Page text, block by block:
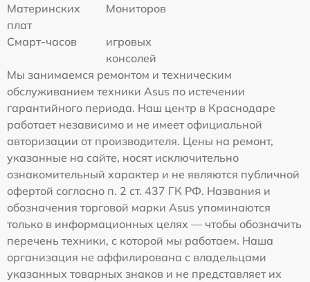
Материнских
плат
Мониторов
Смарт-часов
игровых
консолей
Мы занимаемся ремонтом и техническим
обслуживанием техники Asus по истечении
гарантийного периода. Наш центр в Краснодаре
работает независимо и не имеет официальной
авторизации от производителя. Цены на ремонт,
указанные на сайте, носят исключительно
ознакомительный характер и не являются публичной
офертой согласно п. 2 ст. 437 ГК РФ. Названия и
обозначения торговой марки Asus упоминаются
только в информационных целях — чтобы обозначить
перечень техники, с которой мы работаем. Наша
организация не аффилирована с владельцами
указанных товарных знаков и не представляет их